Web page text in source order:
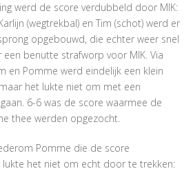
werd de score verdubbeld door MIK:
(wegtrekbal) en Tim (schot) werd er
opgebouwd, die echter weer snel
benutte strafworp voor MIK. Via
en Pomme werd eindelijk een klein
het lukte niet om met een
6-6 was de score waarmee de
thee werden opgezocht.
Pomme die de score
het niet om echt door te trekken: